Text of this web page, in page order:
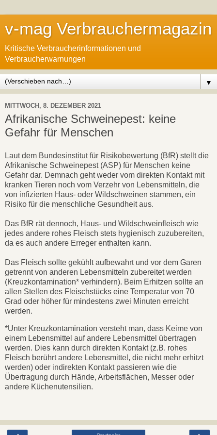
v-mag Verbrauchermagazin
Kritische Verbraucherinformationen und
Verbraucherwarnungen
▼
MITTWOCH, 8. DEZEMBER 2021
Afrikanische Schweinepest: keine
Gefahr für Menschen
Laut dem Bundesinstitut für Risikobewertung (BfR) stellt die
Afrikanische Schweinepest (ASP) für Menschen keine
Gefahr dar. Demnach geht weder vom direkten Kontakt mit
kranken Tieren noch vom Verzehr von Lebensmitteln, die
von infizierten Haus- oder Wildschweinen stammen, ein
Risiko für die menschliche Gesundheit aus.
Das BfR rät dennoch, Haus- und Wildschweinfleisch wie
jedes andere rohes Fleisch stets hygienisch zuzubereiten,
da es auch andere Erreger enthalten kann.
Das Fleisch sollte gekühlt aufbewahrt und vor dem Garen
getrennt von anderen Lebensmitteln zubereitet werden
(Kreuzkontamination* verhindern). Beim Erhitzen sollte an
allen Stellen des Fleischstücks eine Temperatur von 70
Grad oder höher für mindestens zwei Minuten erreicht
werden.
*Unter Kreuzkontamination versteht man, dass Keime von
einem Lebensmittel auf andere Lebensmittel übertragen
werden. Dies kann durch direkten Kontakt (z.B. rohes
Fleisch berührt andere Lebensmittel, die nicht mehr erhitzt
werden) oder indirekten Kontakt passieren wie die
Übertragung durch Hände, Arbeitsflächen, Messer oder
andere Küchenutensilien.